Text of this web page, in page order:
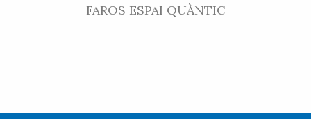
FAROS ESPAI QUÀNTIC